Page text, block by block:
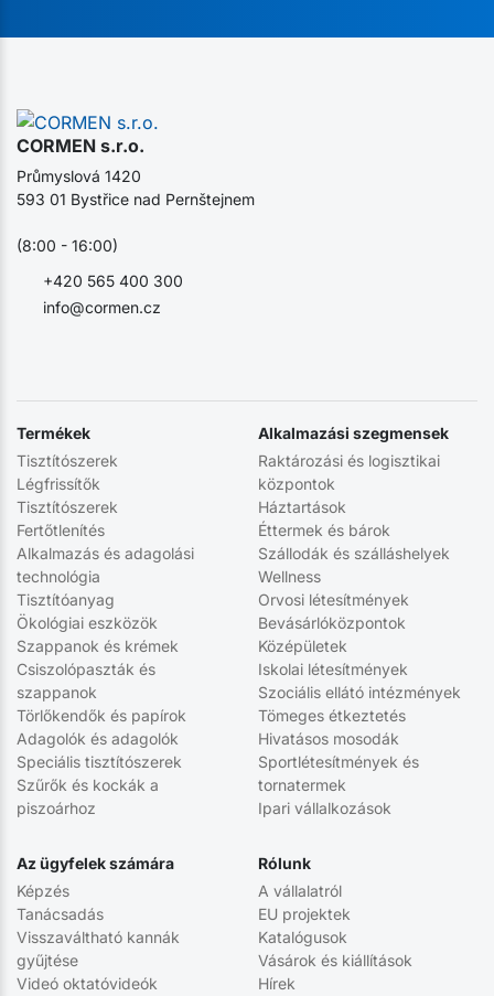
CORMEN s.r.o.
info@cormen.cz
+420 565 400 300
Průmyslová 1420
593 01 Bystřice nad Pernštejnem
(8:00 - 16:00)
Termékek
Tisztítószerek
Légfrissítők
Tisztítószerek
Fertőtlenítés
Alkalmazás és adagolási
technológia
Tisztítóanyag
Ökológiai eszközök
Szappanok és krémek
Csiszolópaszták és
szappanok
Törlőkendők és papírok
Adagolók és adagolók
Speciális tisztítószerek
Szűrők és kockák a
piszoárhoz
Alkalmazási szegmensek
Raktározási és logisztikai
központok
Háztartások
Éttermek és bárok
Szállodák és szálláshelyek
Wellness
Orvosi létesítmények
Bevásárlóközpontok
Középületek
Iskolai létesítmények
Szociális ellátó intézmények
Tömeges étkeztetés
Hivatásos mosodák
Sportlétesítmények és
tornatermek
Ipari vállalkozások
Az ügyfelek számára
Képzés
Tanácsadás
Visszaváltható kannák
gyűjtése
Videó oktatóvideók
Rólunk
A vállalatról
EU projektek
Katalógusok
Vásárok és kiállítások
Hírek